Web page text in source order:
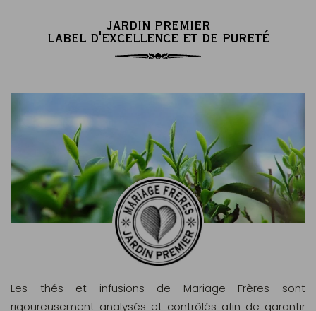
JARDIN PREMIER
LABEL D'EXCELLENCE ET DE PURETÉ
Les thés et infusions de Mariage Frères sont
rigoureusement analysés et contrôlés afin de garantir